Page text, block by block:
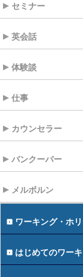
セミナー
英会話
体験談
仕事
カウンセラー
バンクーバー
メルボルン
ワーキング・ホ
はじめてのワー